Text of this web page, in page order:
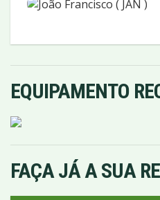
EQUIPAMENTO
FAÇA JÁ A SUA